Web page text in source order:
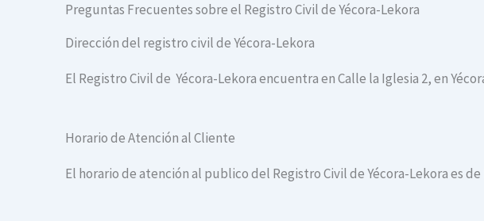
Preguntas Frecuentes sobre el Registro Civil de Yécora-Lekora
Dirección del registro civil de Yécora-Lekora
El Registro Civil de Yécora-Lekora encuentra en Calle la Iglesia 2, en
Horario de Atención al Cliente
El horario de atención al publico del Registro Civil de Yécora-Lekora es de